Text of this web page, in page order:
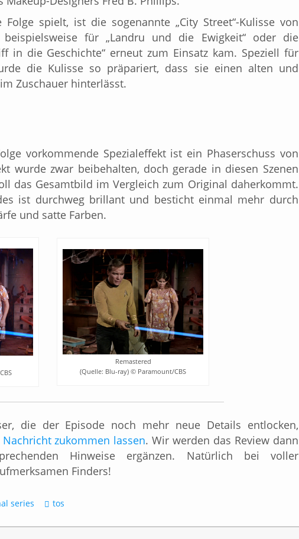
spielt, ist die sogenannte „City Street“-Kulisse von
für „Landru und die Ewigkeit“ oder die
in die Geschichte“ erneut zum Einsatz kam. Speziell für
die Kulisse so präpariert, dass sie einen alten und
Zuschauer hinterlässt.
vorkommende Spezialeffekt ist ein Phaserschuss von
wurde zwar beibehalten, doch gerade in diesen Szenen
das Gesamtbild im Vergleich zum Original daherkommt.
ist durchweg brillant und besticht einmal mehr durch
und satte Farben.
Remastered
(Quelle: Blu-ray) © Paramount/CBS
die der Episode noch mehr neue Details entlocken,
Nachricht zukommen lassen. Wir werden das Review dann
Hinweise ergänzen. Natürlich bei voller
Finders!
series tos